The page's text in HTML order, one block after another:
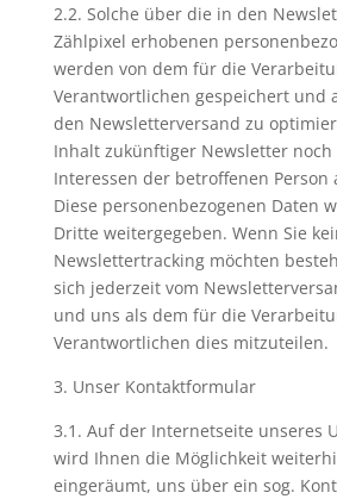
2.2. Solche über die in den
Zählpixel erhobenen
werden von dem für die
Verantwortlichen gespeichert und
den Newsletterversand zu
Inhalt zukünftiger Newsletter noch
Interessen der betroffenen Person
Diese personenbezogenen Daten
Dritte weitergegeben. Wenn Sie
Newslettertracking möchten
sich jederzeit vom
und uns als dem für die
Verantwortlichen dies mitzuteilen.
3. Unser Kontaktformular
3.1. Auf der Internetseite unseres
wird Ihnen die Möglichkeit
eingeräumt, uns über ein sog.